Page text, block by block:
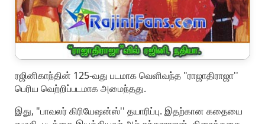
ரஜினிகாந்தின் 125-வது படமாக வெளிவந்த "ராஜாதிராஜா''
பெரிய வெற்றிப்படமாக அமைந்தது.
இது, "பாவலர் கிரியேஷன்ஸ்'' தயாரிப்பு. இதற்கான கதையை